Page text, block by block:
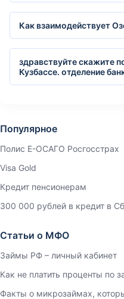
Как взаимодействует
здравствуйте скажите
Кузбассе. отделение
Популярное
Полис Е-ОСАГО Росгосстрах
Visa Gold
Кредит пенсионерам
300 000 рублей в кредит в
Статьи о МФО
Займы РФ – личный кабинет
Как не платить проценты по
Факты о микрозаймах,